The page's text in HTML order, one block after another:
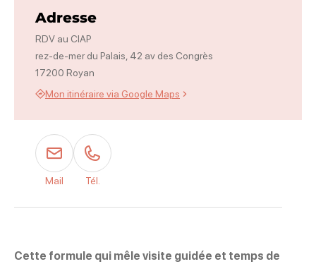
Cette formule qui mêle visite guidée et temps de
Adresse
RDV au CIAP
rez-de-mer du Palais, 42 av des Congrès
17200 Royan
Mon itinéraire via Google Maps
Mail Tél.